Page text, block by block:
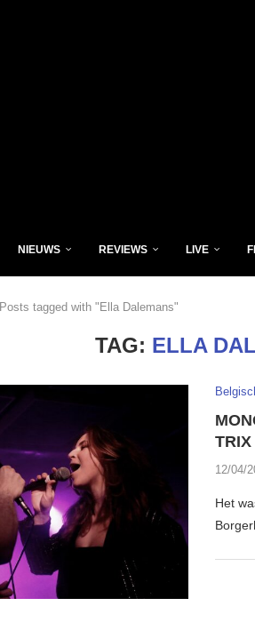
NIEUWS REVIEWS LIVE
Posts tagged with "Ella Dalemans"
TAG: ELLA
12/04/
Het